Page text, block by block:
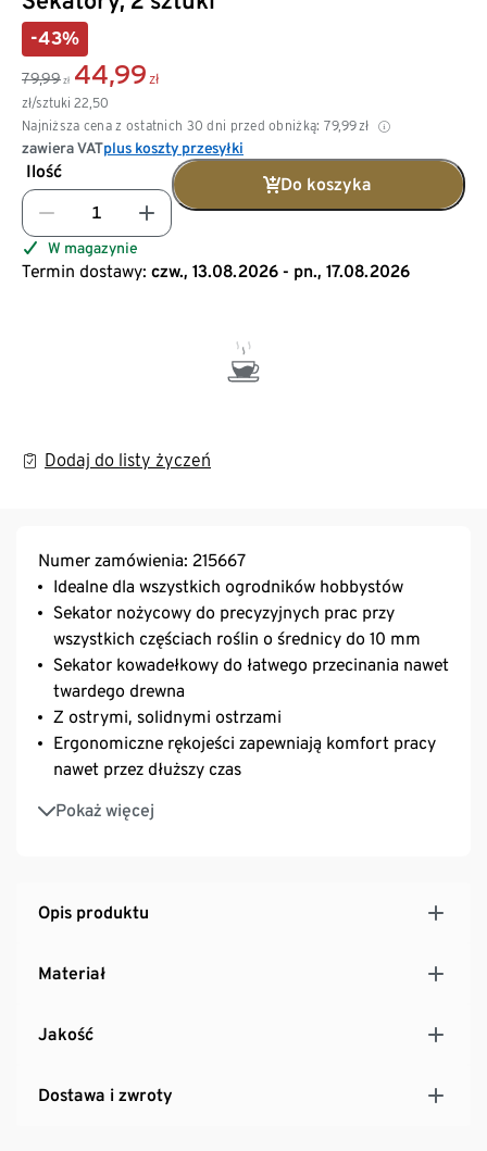
-43%
79,99 zł 44,99 zł
zł/sztuki 22,50
Najniższa cena z ostatnich 30 dni przed obniżką: 79,99 zł
zawiera VATplus koszty przesyłki
Ilość
Do koszyka
W magazynie
Termin dostawy: czw., 13.08.2026 - pn., 17.08.2026
Dodaj do listy życzeń
Numer zamówienia: 215667
Idealne dla wszystkich ogrodników hobbystów
Sekator nożycowy do precyzyjnych prac przy
wszystkich częściach roślin o średnicy do 10 mm
Sekator kowadełkowy do łatwego przecinania nawet
twardego drewna
Z ostrymi, solidnymi ostrzami
Ergonomiczne rękojeści zapewniają komfort pracy
nawet przez dłuższy czas
Pokaż więcej
Potrójne zabezpieczenie – rozwarcie ustawiane
dwustopniowo
Opis produktu
Materiał
Jakość
Dostawa i zwroty